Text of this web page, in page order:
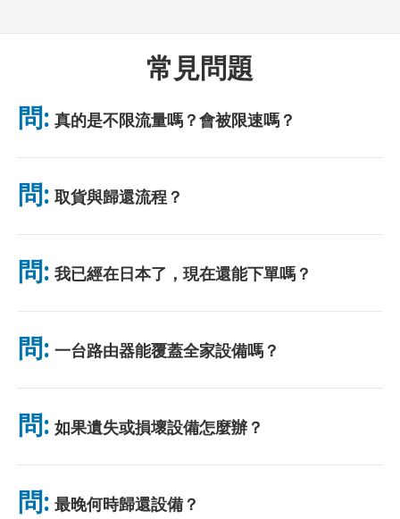
常見問題
問: 真的是不限流量嗎？會被限速嗎？
是的，真正無限。我們不採用公平使用政策（FUP）或任何限速措
可能影響網速。）若出現基於政策的限速，我們將補償租金。
問: 取貨與歸還流程？
可於主要機場取貨，或選擇飯店/住址配送（入住前送達）。包裹
無需排隊。
問: 我已經在日本了，現在還能下單嗎？
可以。機場可當天取貨。飯店配送一般隔日送達。若不確定，請聯
問: 一台路由器能覆蓋全家設備嗎？
可以。最多可連接 10 台裝置（手機、平板、電腦）。電池續航力
並附贈免費行動電源。
問: 如果遺失或損壞設備怎麼辦？
您可以在結帳時添加保險，以涵蓋遺失或損壞的情況。如果沒有保
我們將協助您保持連線。
問: 最晚何時歸還設備？